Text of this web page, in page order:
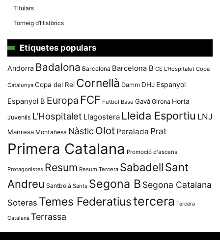
Titulars
Torneig d’Històrics
Etiquetes populars
Andorra Badalona Barcelona Barcelona B CE L'Hospitalet Copa
Catalunya Copa del Rei Cornellà Damm DHJ Espanyol
Espanyol B Europa FCF Futbol Base Gavà Girona Horta
Juvenils L'Hospitalet Llagostera Lleida Esportiu LNJ
Manresa Montañesa Nàstic Olot Peralada Prat
Primera Catalana Promoció d'ascens
Protagonistes Resum Resum Tercera SabadellSant
Andreu Santboià Sants Segona B Segona Catalana
Soteras Temes Federatiustercera Tercera
Catalana Terrassa